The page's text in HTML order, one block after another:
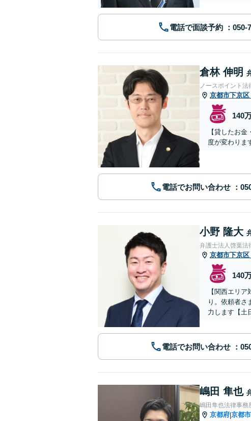
電話で面談予約
倉林 伸明
ノースポイント法
京都市下京区
140
【貸したお
度が変わりま
電話でお問い合わせ
小野 隆大
弁護士法人啓葉法
京都市下京区
140
【関西エリ
り。依頼者さ
力します【土
電話でお問い合わせ
嶋田 隼也
嶋田隼也法律事務
京都府|京都